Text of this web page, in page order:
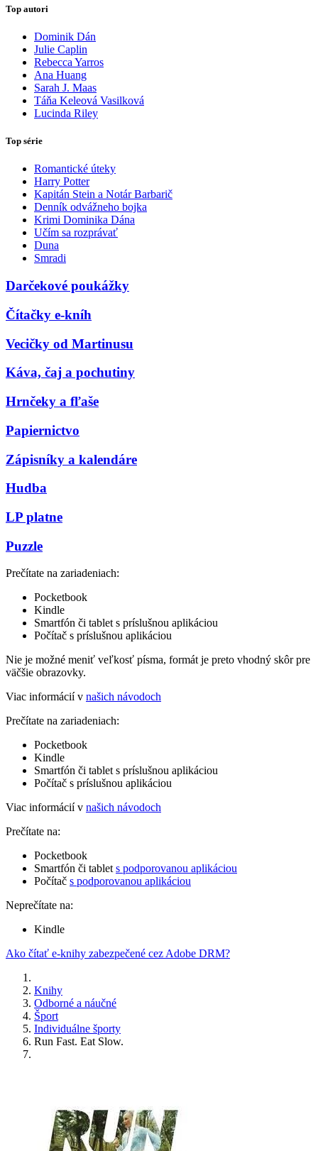
Top autori
Dominik Dán
Julie Caplin
Rebecca Yarros
Ana Huang
Sarah J. Maas
Táňa Keleová Vasilková
Lucinda Riley
Top série
Romantické úteky
Harry Potter
Kapitán Stein a Notár Barbarič
Denník odvážneho bojka
Krimi Dominika Dána
Učím sa rozprávať
Duna
Smradi
Darčekové poukážky
Čítačky e-kníh
Vecičky od Martinusu
Káva, čaj a pochutiny
Hrnčeky a fľaše
Papiernictvo
Zápisníky a kalendáre
Hudba
LP platne
Puzzle
Prečítate na zariadeniach:
Pocketbook
Kindle
Smartfón či tablet s príslušnou aplikáciou
Počítač s príslušnou aplikáciou
Nie je možné meniť veľkosť písma, formát je preto vhodný skôr pre
väčšie obrazovky.
Viac informácií v našich návodoch
Prečítate na zariadeniach:
Pocketbook
Kindle
Smartfón či tablet s príslušnou aplikáciou
Počítač s príslušnou aplikáciou
Viac informácií v našich návodoch
Prečítate na:
Pocketbook
Smartfón či tablet s podporovanou aplikáciou
Počítač s podporovanou aplikáciou
Neprečítate na:
Kindle
Ako čítať e-knihy zabezpečené cez Adobe DRM?
Knihy
Odborné a náučné
Šport
Individuálne športy
Run Fast. Eat Slow.